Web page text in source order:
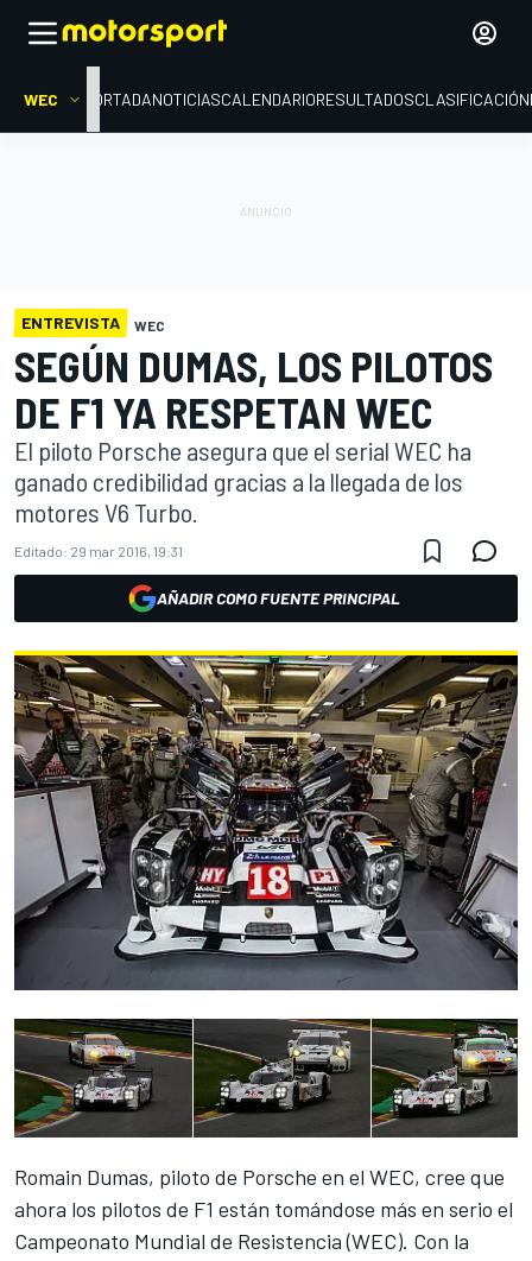
WEC PORTADANOTICIASCALENDARIORESULTADOSCLASIFICACIÓN
ENTREVISTA WEC
SEGÚN DUMAS, LOS PILOTOS
DE F1 YA RESPETAN WEC
El piloto Porsche asegura que el serial WEC ha
ganado credibilidad gracias a la llegada de los
motores V6 Turbo.
Editado: 29 mar 2016, 19:31
AÑADIR COMO FUENTE PRINCIPAL
Romain Dumas, piloto de Porsche en el WEC, cree que
ahora los pilotos de F1 están tomándose más en serio el
Campeonato Mundial de Resistencia (WEC). Con la